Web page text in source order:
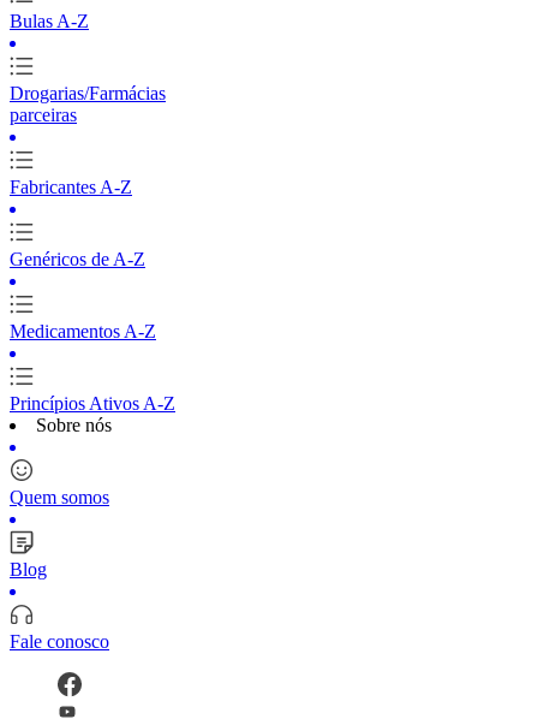
Bulas A-Z
Drogarias/Farmácias
parceiras
Fabricantes A-Z
Genéricos de A-Z
Medicamentos A-Z
Princípios Ativos A-Z
Sobre nós
Quem somos
Blog
Fale conosco